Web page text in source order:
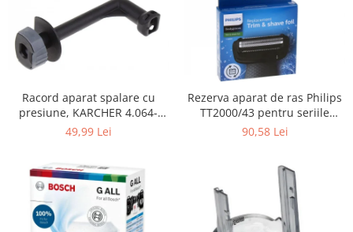
Fiare de calcat si masini de cusut
Ingrijire Locuinta
Purificatoare de aer
Fashion
Bijuterii
Ceasuri barbatesti
Ceasuri dama
Genti si accesorii barbati
Genti si accesorii femei
Imbracaminte barbati
Racord aparat spalare cu
presiune, KARCHER 4.064-
069.3, K4, KHD4
49,99 Lei
Rezerva aparat de ras Philips
TT2000/43 pentru seriile
Bodygroom 3000/5000/7000 si
90,58 Lei